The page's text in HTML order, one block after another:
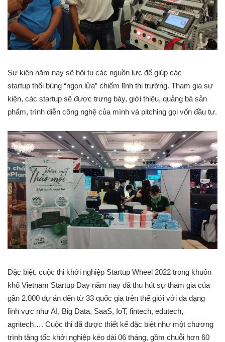
Sự kiện năm nay sẽ hội tụ các nguồn lực để giúp các
startup thổi bùng “ngọn lửa” chiếm lĩnh thị trường. Tham gia sự
kiện, các startup sẽ được trưng bày, giới thiệu, quảng bá sản
phẩm, trình diễn công nghệ của mình và pitching gọi vốn đầu tư.
Đặc biệt, cuộc thi khởi nghiệp Startup Wheel 2022 trong khuôn
khổ Vietnam Startup Day năm nay đã thu hút sự tham gia của
gần 2.000 dự án đến từ 33 quốc gia trên thế giới với đa dạng
lĩnh vực như AI, Big Data, SaaS, IoT, fintech, edutech,
agritech…. Cuộc thi đã được thiết kế đặc biệt như một chương
trình tăng tốc khởi nghiệp kéo dài 06 tháng, gồm chuỗi hơn 60